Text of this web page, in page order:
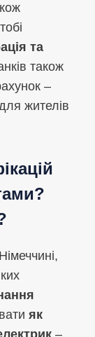
та
також
–
жителів
як